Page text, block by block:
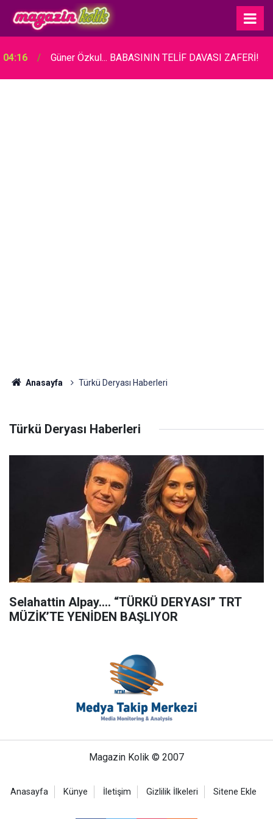
04:16 Güner Özkul... BABASININ TELİF DAVASI ZAFERİ!
Anasayfa Türkü Deryası Haberleri
Türkü Deryası Haberleri
Selahattin Alpay…. “TÜRKÜ DERYASI” TRT
MÜZİK’TE YENİDEN BAŞLIYOR
Magazin Kolik © 2007
Anasayfa Künye İletişim Gizlilik İlkeleri Sitene Ekle